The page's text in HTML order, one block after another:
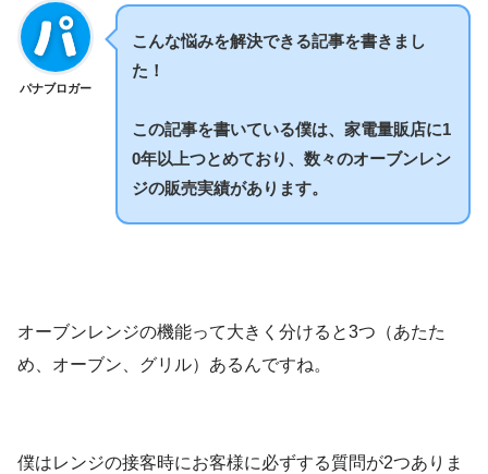
パナブロガー
こんな悩みを解決できる記事を書きまし
た！
この記事を書いている僕は、家電量販店に1
0年以上つとめており、数々のオーブンレン
ジの販売実績があります。
オーブンレンジの機能って大きく分けると3つ（あたた
め、オーブン、グリル）あるんですね。
僕はレンジの接客時にお客様に必ずする質問が2つありま